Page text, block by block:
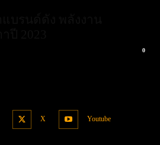
0
X Youtube